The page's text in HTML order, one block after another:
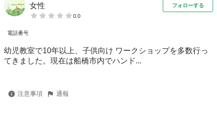
女性
0.0
フォローする
電話番号
幼児教室で10年以上、子供向け ワークショップを多数行っ
てきました。現在は船橋市内でハンド...
注意事項 通報